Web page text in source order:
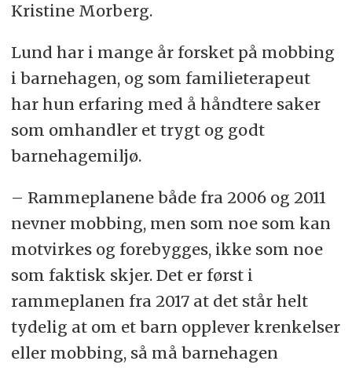
Kristine Morberg.
Lund har i mange år forsket på mobbing
i barnehagen, og som familieterapeut
har hun erfaring med å håndtere saker
som omhandler et trygt og godt
barnehagemiljø.
– Rammeplanene både fra 2006 og 2011
nevner mobbing, men som noe som kan
motvirkes og forebygges, ikke som noe
som faktisk skjer. Det er først i
rammeplanen fra 2017 at det står helt
tydelig at om et barn opplever krenkelser
eller mobbing, så må barnehagen